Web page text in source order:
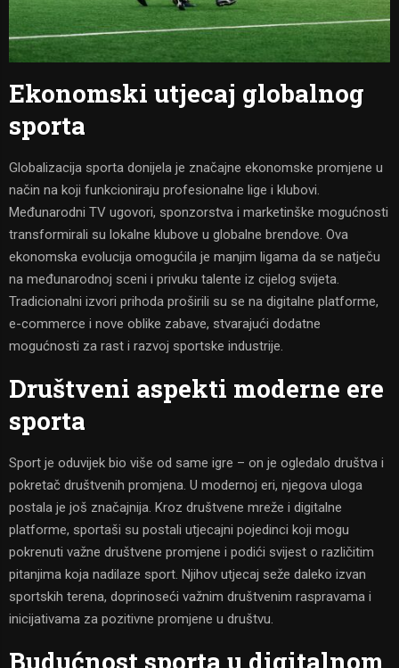
Ekonomski utjecaj globalnog
sporta
Globalizacija sporta donijela je značajne ekonomske promjene u
način na koji funkcioniraju profesionalne lige i klubovi.
Međunarodni TV ugovori, sponzorstva i marketinške mogućnosti
transformirali su lokalne klubove u globalne brendove. Ova
ekonomska evolucija omogućila je manjim ligama da se natječu
na međunarodnoj sceni i privuku talente iz cijelog svijeta.
Tradicionalni izvori prihoda proširili su se na digitalne platforme,
e-commerce i nove oblike zabave, stvarajući dodatne
mogućnosti za rast i razvoj sportske industrije.
Društveni aspekti moderne ere
sporta
Sport je oduvijek bio više od same igre – on je ogledalo društva i
pokretač društvenih promjena. U modernoj eri, njegova uloga
postala je još značajnija. Kroz društvene mreže i digitalne
platforme, sportaši su postali utjecajni pojedinci koji mogu
pokrenuti važne društvene promjene i podići svijest o različitim
pitanjima koja nadilaze sport. Njihov utjecaj seže daleko izvan
sportskih terena, doprinoseći važnim društvenim raspravama i
inicijativama za pozitivne promjene u društvu.
Budućnost sporta u digitalnom